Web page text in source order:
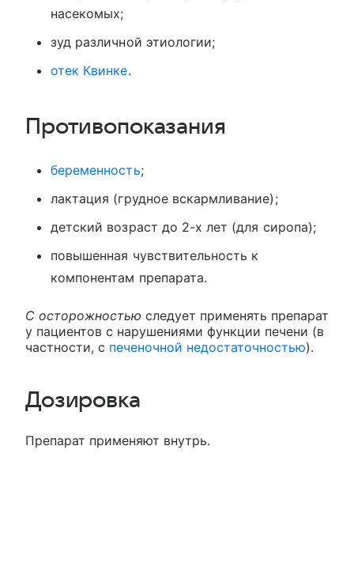
насекомых;
зуд различной этиологии;
отек Квинке.
Противопоказания
беременность;
лактация (грудное вскармливание);
детский возраст до 2-х лет (для сиропа);
повышенная чувствительность к
компонентам препарата.
С осторожностью следует применять препарат
у пациентов с нарушениями функции печени (в
частности, с печеночной недостаточностью).
Дозировка
Препарат применяют внутрь.